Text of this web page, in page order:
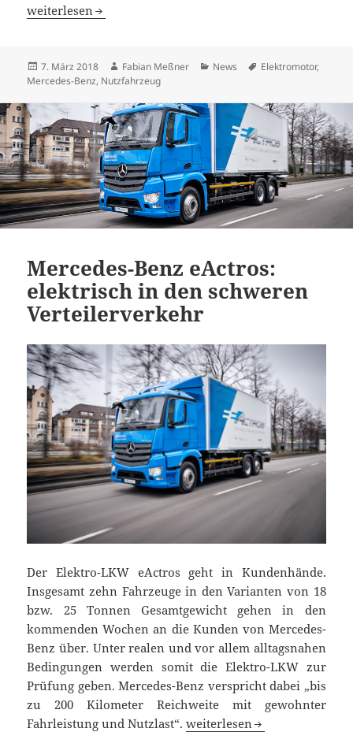
Bald in Serie: Mercedes-Benz Citaro als vollelektrische
weiterlesen
Veröffentlicht
am
7. März 2018 Autor
Fabian Meßner Kategorien
News Schlagwörter
Elektromotor,
Mercedes-Benz, Nutzfahrzeug
Mercedes-Benz eActros:
elektrisch in den schweren
Verteilerverkehr
Der Elektro-LKW eActros geht in Kundenhände.
Insgesamt zehn Fahrzeuge in den Varianten von 18
bzw. 25 Tonnen Gesamtgewicht gehen in den
kommenden Wochen an die Kunden von Mercedes-
Benz über. Unter realen und vor allem alltagsnahen
Bedingungen werden somit die Elektro-LKW zur
Prüfung geben. Mercedes-Benz verspricht dabei „bis
zu 200 Kilometer Reichweite mit gewohnter
Fahrleistung und Nutzlast“.Mercedes-Benz eActros:
weiterlesen